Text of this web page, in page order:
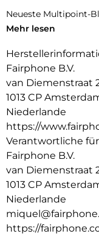
Neueste Multipoint-
gleichzeitige
Ohrstöpsel)
Benutzerdefinierter
an Ihre Wünsche per
Bis zu 6 Stunden +
Designed to last:
Reparierbare
(Ohrhörer und
Hergestellt aus fairen
recycelten
Bonus für
Mehr lesen
Fairphone B.V.
van Diemenstraat
1013 CP
Niederlande
https://
Verantwortliche
Fairphone B.V.
van Diemenstraat
1013 CP
Niederlande
https://